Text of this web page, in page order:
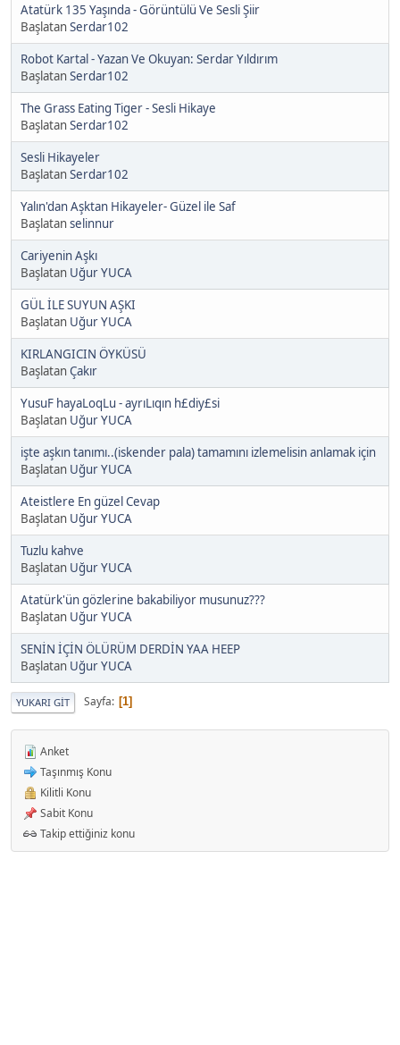
Atatürk 135 Yaşında - Görüntülü Ve Sesli Şiir
BaşlatanSerdar102
Robot Kartal - Yazan Ve Okuyan: Serdar Yıldırım
BaşlatanSerdar102
The Grass Eating Tiger - Sesli Hikaye
BaşlatanSerdar102
Sesli Hikayeler
BaşlatanSerdar102
Yalın'dan Aşktan Hikayeler- Güzel ile Saf
Başlatanselinnur
Cariyenin Aşkı
Başlatan Uğur YUCA
GÜL İLE SUYUN AŞKI
Başlatan Uğur YUCA
KIRLANGICIN ÖYKÜSÜ
BaşlatanÇakır
YusuF hayaLoqLu - ayrıLıqın h£diy£si
Başlatan Uğur YUCA
işte aşkın tanımı..(iskender pala) tamamını izlemelisin anlamak için
Başlatan Uğur YUCA
Ateistlere En güzel Cevap
Başlatan Uğur YUCA
Tuzlu kahve
Başlatan Uğur YUCA
Atatürk'ün gözlerine bakabiliyor musunuz???
Başlatan Uğur YUCA
SENİN İÇİN ÖLÜRÜM DERDİN YAA HEEP
Başlatan Uğur YUCA
YUKARI GIT Sayfa 1
Anket
Taşınmış Konu
Kilitli Konu
Sabit Konu
Takip ettiğiniz konu